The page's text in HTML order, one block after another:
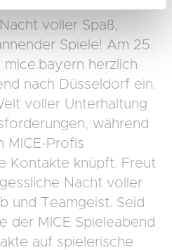
habt oder die ihr
Dienste gesammelt haben.
voller Spaß,
Spiele! Am 25.
herzlich
nach Düsseldorf ein.
voller Unterhaltung
während
MICE-Profis
Kontakte knüpft. Freut
Nacht voller
und Teamgeist. Seid
der MICE Spieleabend
auf spielerische